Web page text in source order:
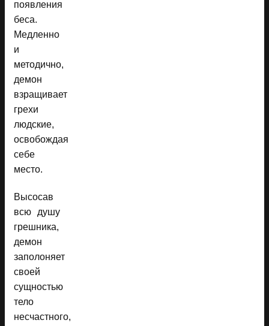
появления
беса.
Медленно
и
методично,
демон
взращивает
грехи
людские,
освобождая
себе
место.
Высосав
всю душу
грешника,
демон
заполоняет
своей
сущностью
тело
несчастного,